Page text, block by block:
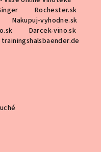
Rochester.sk
Nakupuj-vyhodne.sk
Darcek-vino.sk